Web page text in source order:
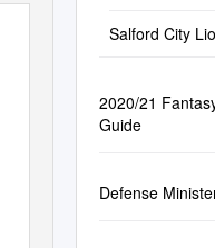
Salford City
2020/21
Guide
Defense